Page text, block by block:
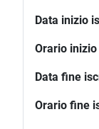
Data inizio
Orario
Data fine
Orario fine